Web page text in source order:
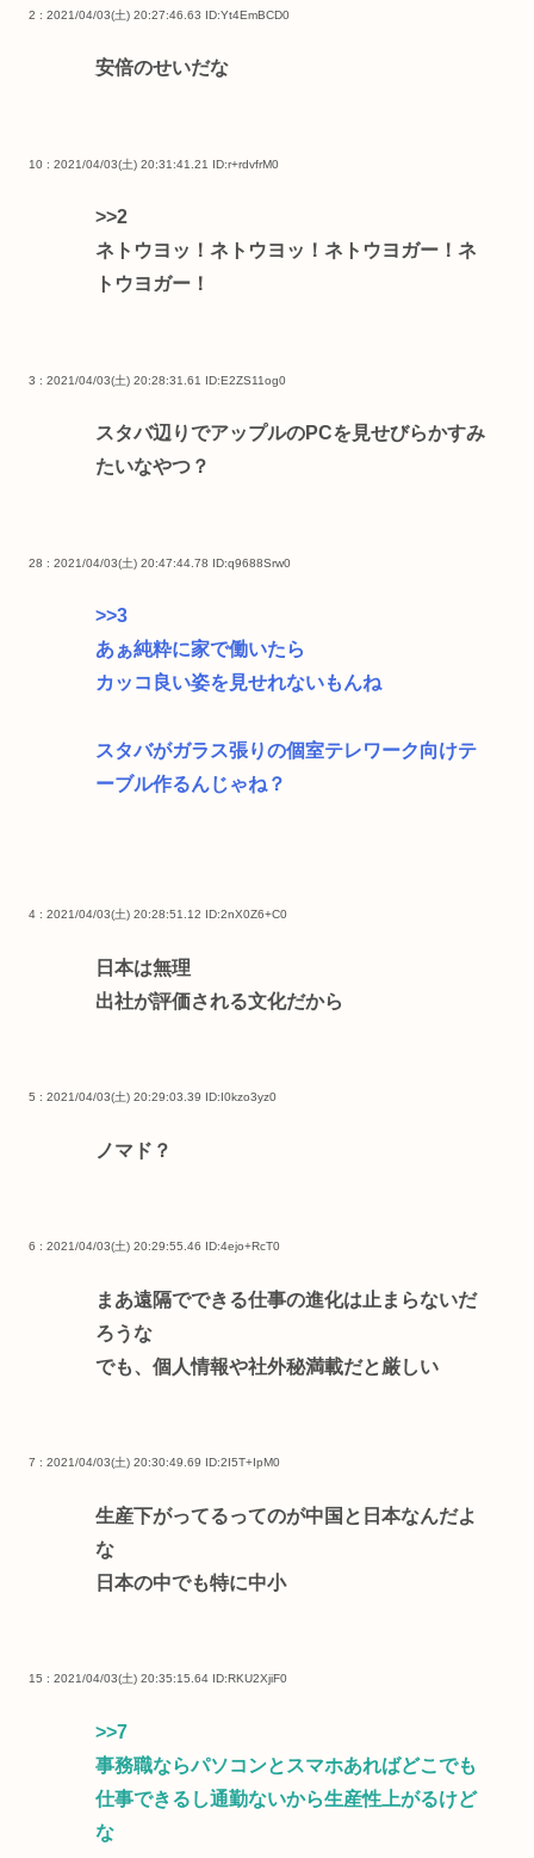
2 : 2021/04/03(土) 20:27:46.63 ID:Yt4EmBCD0
安倍のせいだな
10 : 2021/04/03(土) 20:31:41.21 ID:r+rdvfrM0
>>2
ネトウヨッ！ネトウヨッ！ネトウヨガー！ネ
トウヨガー！
3 : 2021/04/03(土) 20:28:31.61 ID:E2ZS11og0
スタバ辺りでアップルのPCを見せびらかすみ
たいなやつ？
28 : 2021/04/03(土) 20:47:44.78 ID:q9688Srw0
>>3
あぁ純粋に家で働いたら
カッコ良い姿を見せれないもんね
スタバがガラス張りの個室テレワーク向けテ
ーブル作るんじゃね？
4 : 2021/04/03(土) 20:28:51.12 ID:2nX0Z6+C0
日本は無理
出社が評価される文化だから
5 : 2021/04/03(土) 20:29:03.39 ID:I0kzo3yz0
ノマド？
6 : 2021/04/03(土) 20:29:55.46 ID:4ejo+RcT0
まあ遠隔でできる仕事の進化は止まらないだ
ろうな
でも、個人情報や社外秘満載だと厳しい
7 : 2021/04/03(土) 20:30:49.69 ID:2I5T+IpM0
生産下がってるってのが中国と日本なんだよ
な
日本の中でも特に中小
15 : 2021/04/03(土) 20:35:15.64 ID:RKU2XjiF0
>>7
事務職ならパソコンとスマホあればどこでも
仕事できるし通勤ないから生産性上がるけど
な